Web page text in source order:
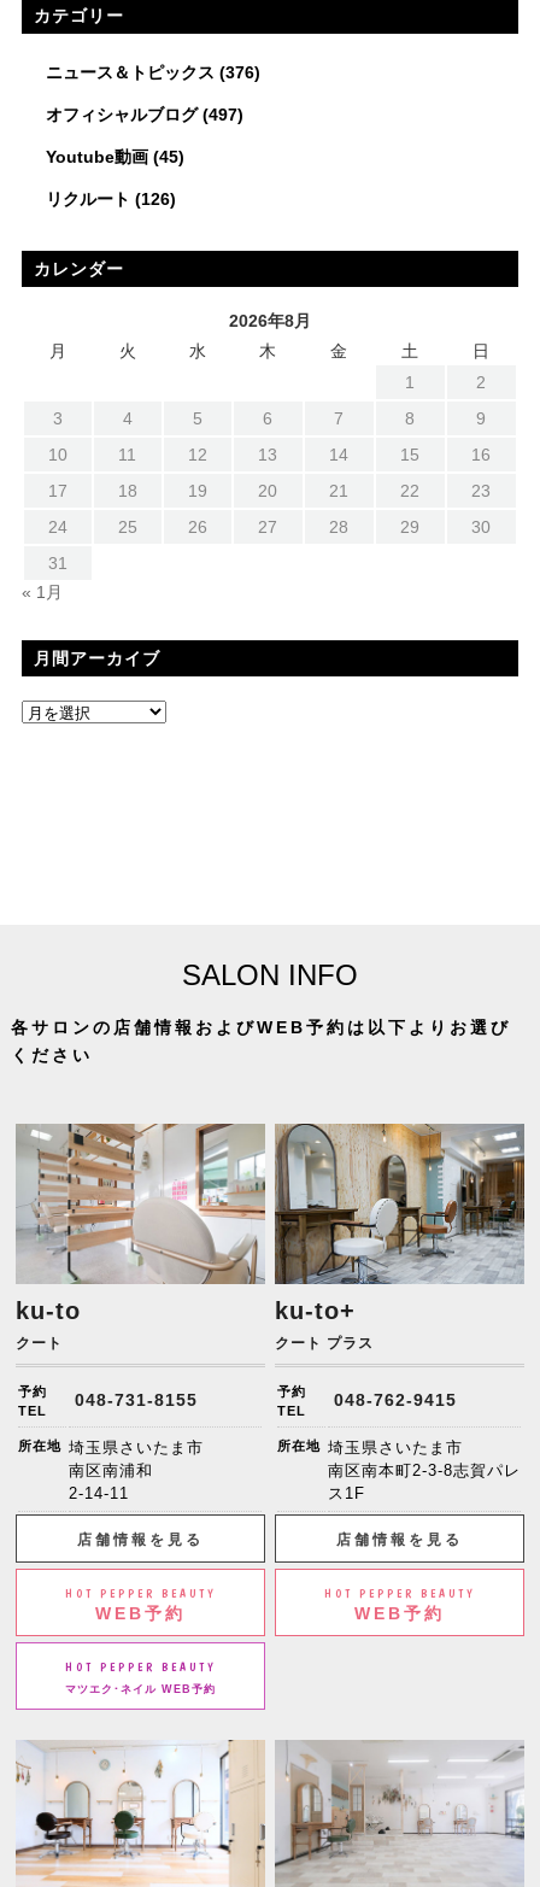
カテゴリー
ニュース＆トピックス (376)
オフィシャルブログ(497)
Youtube動画(45)
リクルート (126)
カレンダー
2026年8月
月
火 水 木 金 土
日
1
2
3
4 5 6 7 8
9
10
11 12 13 14 15
16
17
18 19 20 21 22
23
24
25 26 27 28 29
30
31
« 1月
月間アーカイブ
SALON INFO
各サロンの店舗情報およびWEB予約は以下よりお選び
ください
ku-to
クート
予約
TEL
048-731-8155
所在地 埼玉県さいたま市
南区南浦和
2-14-11
店舗情報を見る
HOT PEPPER BEAUTY
WEB予約
HOT PEPPER BEAUTY
マツエク･ネイル WEB予約
ku-to+
クート プラス
予約
TEL
048-762-9415
所在地 埼玉県さいたま市
南区南本町2-3-8志賀パレ
ス1F
店舗情報を見る
HOT PEPPER BEAUTY
WEB予約